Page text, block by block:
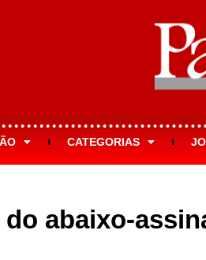
CATEGORIAS
abaixo-